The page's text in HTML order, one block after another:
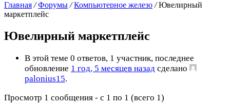
Главная / Форумы / Компьютерное железо / Ювелирный
маркетплейс
Ювелирный маркетплейс
В этой теме 0 ответов, 1 участник, последнее
обновление 1 год, 5 месяцев назад сделано
palonius15.
Просмотр 1 сообщения - с 1 по 1 (всего 1)